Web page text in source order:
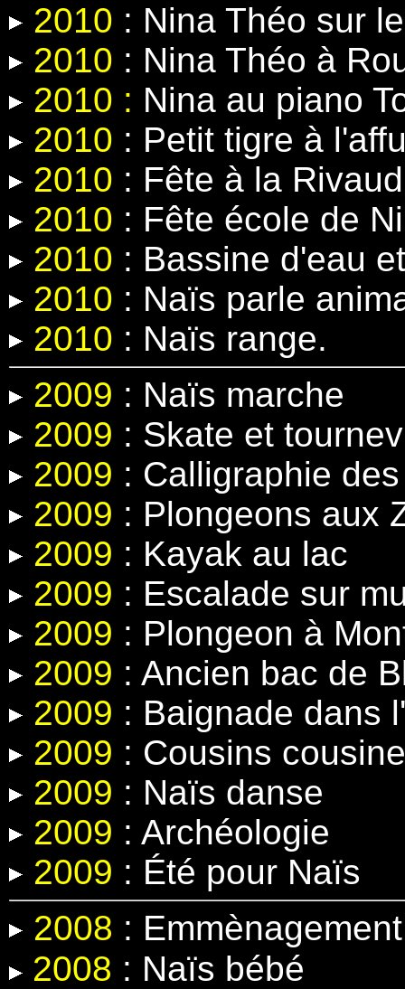
2010 : Nina Théo sur
2010 : Nina Théo à
2010 : Nina au piano
2010 : Petit tigre à
2010 : Fête à la
2010 : Fête école de
2010 : Bassine d'eau
2010 : Naïs parle
2010 : Naïs range.
2009 : Naïs marche
2009 : Skate et
2009 : Calligraphie
2009 : Plongeons aux
2009 : Kayak au lac
2009 : Escalade sur
2009 : Plongeon à
2009 : Ancien bac de
2009 : Baignade dans
2009 : Cousins cousine
2009 : Naïs danse
2009 : Archéologie
2009 : Été pour Naïs
2008 :
2008 : Naïs bébé